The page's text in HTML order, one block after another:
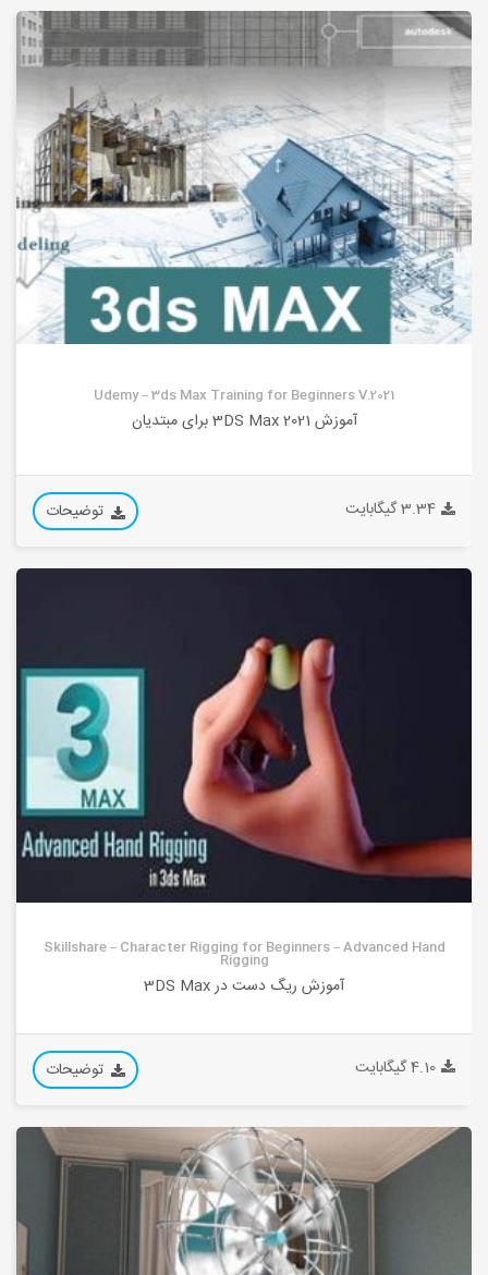
Udemy – 3ds Max Training for Beginners V.2021
آموزش 3DS Max 2021 برای مبتدیان
3.34 گیگابایت توضیحات
Skillshare – Character Rigging for Beginners – Advanced Hand
Rigging
آموزش ریگ دست در 3DS Max
4.10 گیگابایت توضیحات